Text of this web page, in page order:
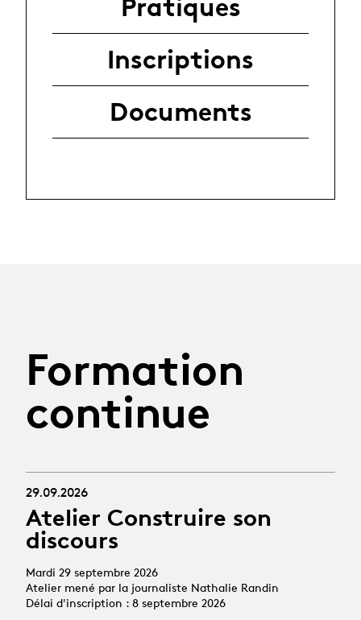
Pratiques
Inscriptions
Documents
Formation
continue
29.09.2026
Atelier Construire son
discours
Mardi 29 septembre 2026
Atelier mené par la journaliste Nathalie Randin
Délai d'inscription : 8 septembre 2026